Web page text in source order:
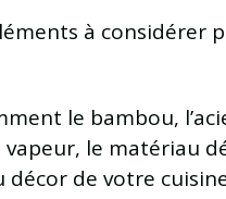
à considérer
le bambou,
vapeur, le matériau
de votre